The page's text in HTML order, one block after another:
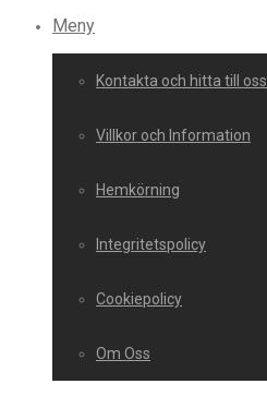
Meny
Kontakta och hitta till oss
Villkor och Information
Hemkörning
Integritetspolicy
Cookiepolicy
Om Oss